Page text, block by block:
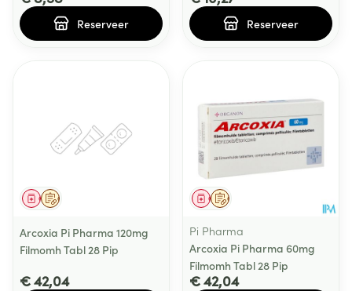
Reserveer Reserveer
Op voorschrift
Geneesmiddel
Arcoxia Pi Pharma 120mg
Filmomh Tabl 28 Pip
€ 42,04
Op voorschrift
Geneesmiddel
Pi Pharma
Arcoxia Pi Pharma 60mg
Filmomh Tabl 28 Pip
€ 42,04